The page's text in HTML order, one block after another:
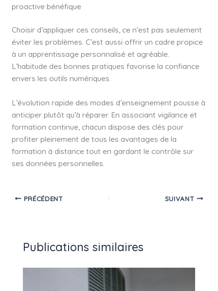
proactive bénéfique
Choisir d’appliquer ces conseils, ce n’est pas seulement
éviter les problèmes. C’est aussi offrir un cadre propice
à un apprentissage personnalisé et agréable.
L’habitude des bonnes pratiques favorise la confiance
envers les outils numériques.
L’évolution rapide des modes d’enseignement pousse à
anticiper plutôt qu’à réparer. En associant vigilance et
formation continue, chacun dispose des clés pour
profiter pleinement de tous les avantages de la
formation à distance tout en gardant le contrôle sur
ses données personnelles.
PRÉCÉDENT SUIVANT
Publications similaires